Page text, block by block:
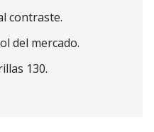
contraste.
del mercado.
130.